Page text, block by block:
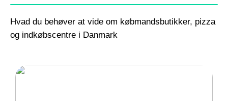
Hvad du behøver at vide om købmandsbutikker, pizza
og indkøbscentre i Danmark